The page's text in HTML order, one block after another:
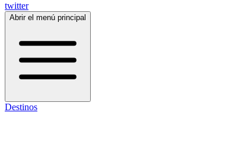
twitter
Abrir el menú principal
Destinos